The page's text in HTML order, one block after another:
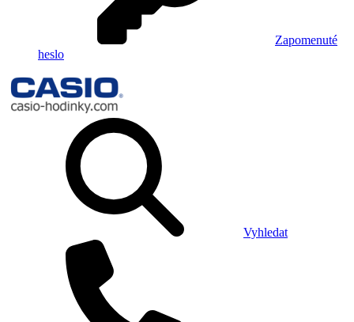
Zapomenuté
heslo
Vyhledat